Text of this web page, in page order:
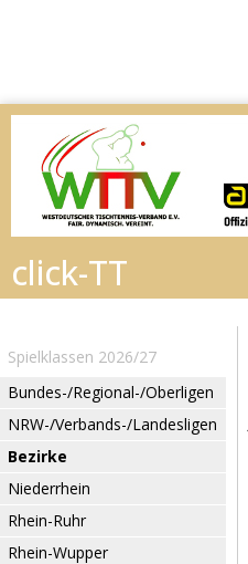
Spielklassen 2026/27
Bundes-/Regional-/Oberligen
NRW-/Verbands-/Landesligen
Bezirke
Niederrhein
Rhein-Ruhr
Rhein-Wupper